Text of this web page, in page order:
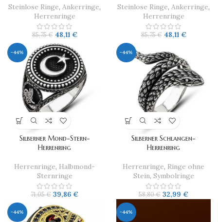
Steinlose Ringe, Ankerringe,
Herrenringe
85,75€ 48,11 €
Steinlose Ringe, Ankerringe,
Herrenringe
85,75€ 48,11 €
-44%
Silberner Mond-Stern-
Herrenring
Herrenringe, Halbmond-
Sternringe
71,05€ 39,86 €
-44%
​Silberner Schlangen-
Herrenring
Herrenringe, Ringe ohne
Stein, Symbolringe
58,80€ 32,99 €
-44% -44%